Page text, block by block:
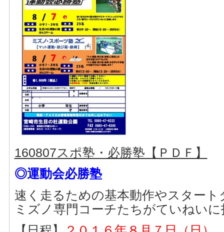
160807スポ塾・必勝塾【ＰＤＦ】
◎運動会必勝塾
速く走るための基本動作やスター
ミズノ専門コーチたちがていねい